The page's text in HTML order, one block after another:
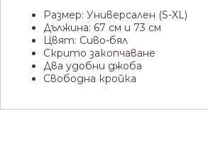
Размер: Универсален (S-XL)
Дължина: 67 см и 73 см
Цвят: Сиво-бял
Скрито закопчаване
Два удобни джоба
Свободна кройка